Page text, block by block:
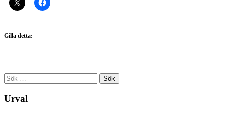
Gilla detta:
Sök
efter:
Urval